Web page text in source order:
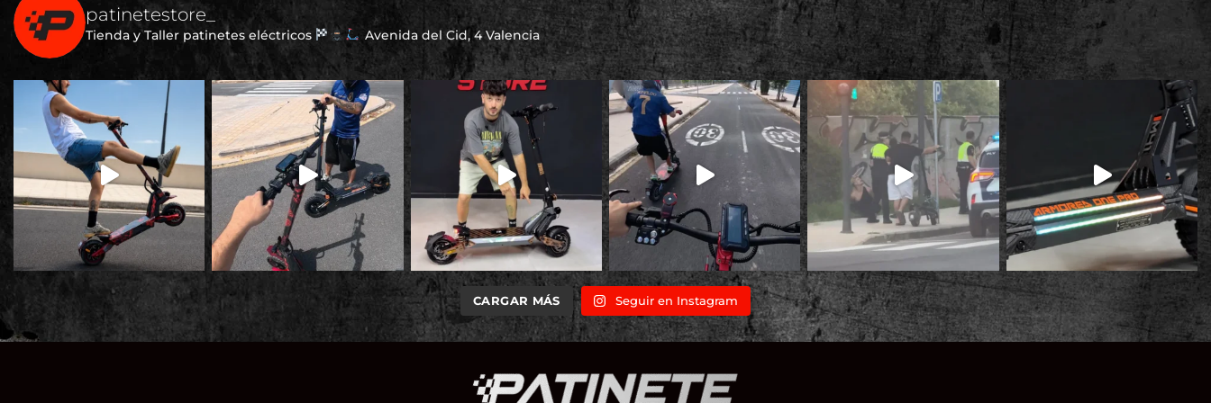
patinetestore_
Tienda y Taller patinetes eléctricos Avenida del Cid, 4 Valencia
CARGAR MÁS Seguir en Instagram